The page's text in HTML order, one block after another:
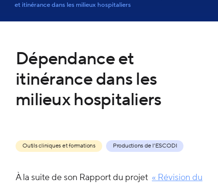
et itinérance dans les milieux hospitaliers
Dépendance et
itinérance dans les
milieux hospitaliers
Outils cliniques et formations Productions de l’ESCODI
À la suite de son Rapport du projet « Révision du